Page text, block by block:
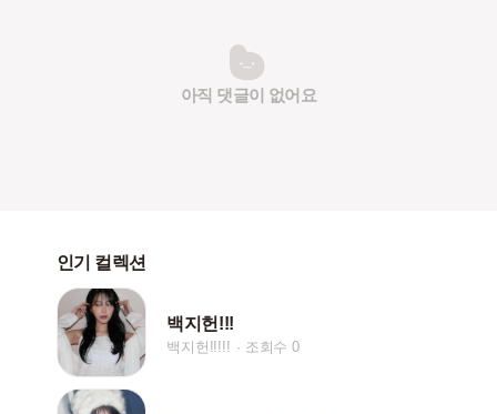
아직 댓글이 없어요
인기 컬렉션
백지헌!!!
백지헌!!!!! 조회수 0